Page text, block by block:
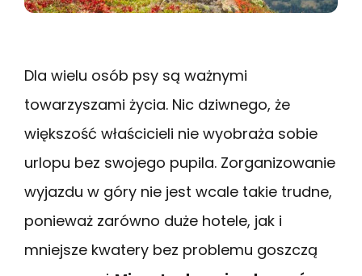
Dla wielu osób psy są ważnymi
towarzyszami życia. Nic dziwnego, że
większość właścicieli nie wyobraża sobie
urlopu bez swojego pupila. Zorganizowanie
wyjazdu w góry nie jest wcale takie trudne,
ponieważ zarówno duże hotele, jak i
mniejsze kwatery bez problemu goszczą